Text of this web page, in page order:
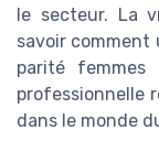
le secteur. La
savoir comment
parité femmes
professionnelle
dans le monde